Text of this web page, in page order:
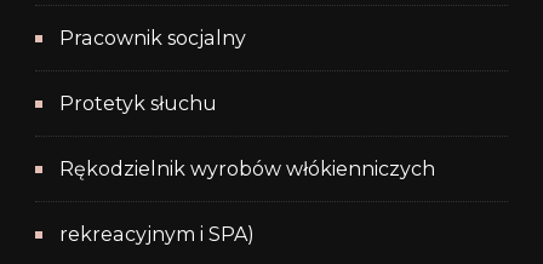
Pracownik socjalny
Protetyk słuchu
Rękodzielnik wyrobów włókienniczych
rekreacyjnym i SPA)